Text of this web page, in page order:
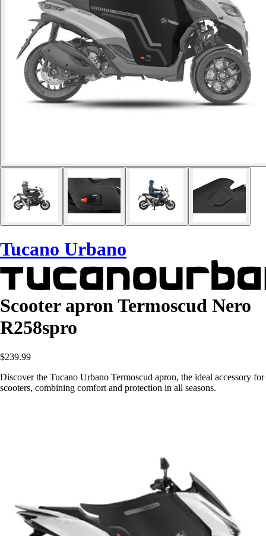
Tucano Urbano
Scooter apron Termoscud Nero
R258spro
$239.99
Discover the Tucano Urbano Termoscud apron, the ideal accessory for
scooters, combining comfort and protection in all seasons.